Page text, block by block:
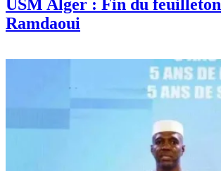
USM Alger : Fin du feuilleton
Ramdaoui